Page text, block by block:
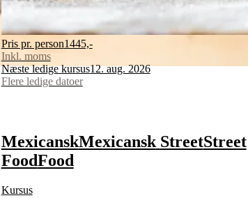
Pris pr. person1445,-
Inkl. moms
Næste ledige kursus12. aug. 2026
Flere ledige datoer
MexicanskMexicansk StreetStreet
FoodFood
Kursus